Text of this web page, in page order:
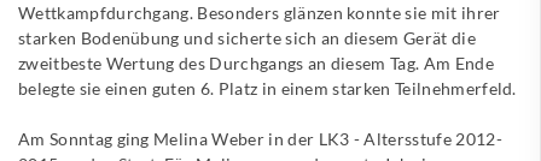
Wettkampfdurchgang. Besonders glänzen konnte sie mit ihrer
starken Bodenübung und sicherte sich an diesem Gerät die
zweitbeste Wertung des Durchgangs an diesem Tag. Am Ende
belegte sie einen guten 6. Platz in einem starken Teilnehmerfeld.
Am Sonntag ging Melina Weber in der LK3 - Altersstufe 2012-